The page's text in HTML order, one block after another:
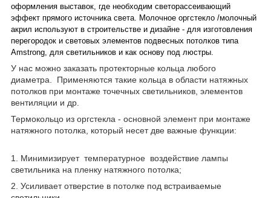
оформления выставок, где необходим светорассеивающий
эффект прямого источника света. Молочное оргстекло /молочный
акрил используют в строительстве и дизайне - для изготовления
перегородок и световых элементов подвесных потолков типа
Amstrong, для светильников и как основу под люстры.
У нас можно заказать протекторные кольца любого
диаметра.
Применяются такие кольца в области натяжных
потолков при монтаже точечных светильников, элементов
вентиляции и др.
Термокольцо из оргстекла - основной элемент при монтаже
натяжного потолка, который несет две важные функции:
1. Минимизирует температурное воздействие лампы
светильника на пленку натяжного потолка;
2. Усиливает отверстие в потолке под встраиваемые